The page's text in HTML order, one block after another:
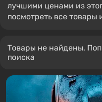
лучшими ценами из
посмотреть все товары
Товары не найдены.
поиска